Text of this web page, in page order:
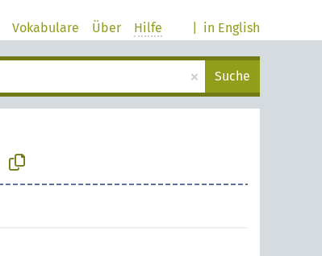
in English
Vokabulare Über Hilfe
× Suche